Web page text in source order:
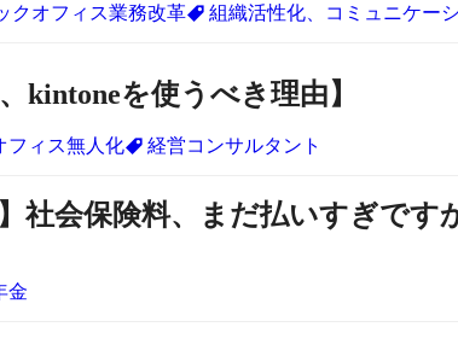
クオフィス業務改革 組織活性化、コミュニケー
kintoneを使うべき理由】
フィス無人化 経営コンサルタント
社会保険料、まだ払いすぎです
金